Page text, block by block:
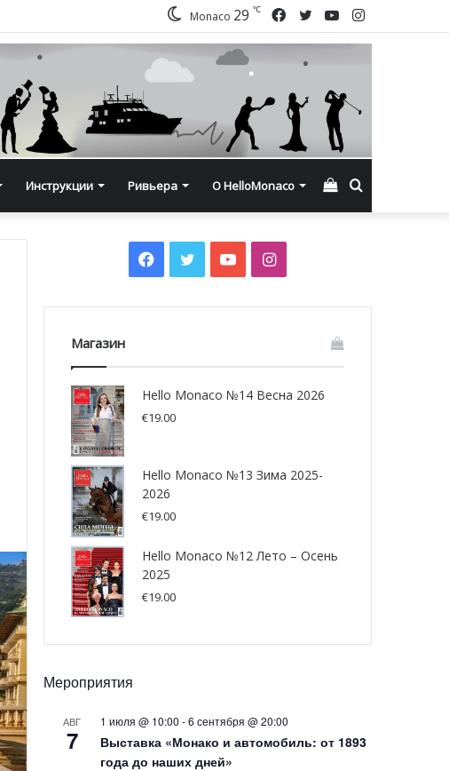
Instagram
YouTube
Twitter
Facebook
Monaco 29 ℃
Инструкции Ривьера О HelloMonaco Смотреть
Facebook
TwitterYouTubeInstagram
Магазин
Hello Monaco №14 Весна 2026
€19.00
Hello Monaco №13 Зима 2025-
2026
€19.00
Hello Monaco №12 Лето – Осень
2025
€19.00
Мероприятия
АВГ
7
1 июля @ 10:00 -6 сентября @ 20:00
Выставка «Монако и автомобиль: от 1893
года до наших дней»